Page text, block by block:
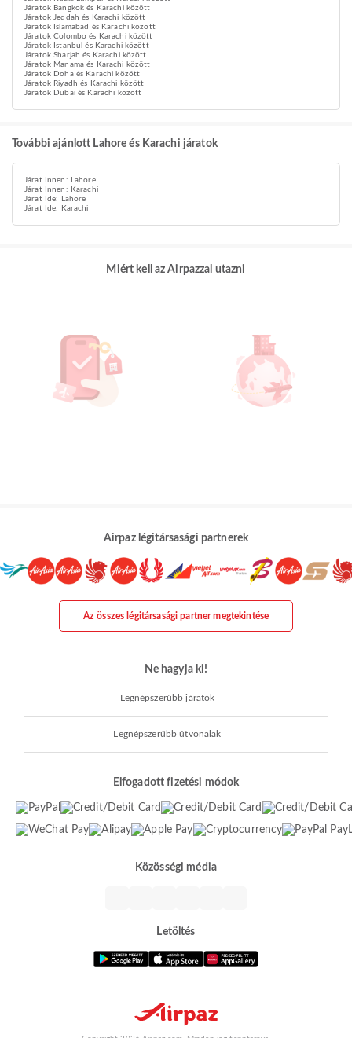
Járatok Bangkok és Karachi között
Járatok Jeddah és Karachi között
Járatok Islamabad és Karachi között
Járatok Colombo és Karachi között
Járatok Istanbul és Karachi között
Járatok Sharjah és Karachi között
Járatok Manama és Karachi között
Járatok Doha és Karachi között
Járatok Riyadh és Karachi között
Járatok Dubai és Karachi között
További ajánlott Lahore és Karachi járatok
Járat Innen: Lahore
Járat Innen: Karachi
Járat Ide: Lahore
Járat Ide: Karachi
Miért kell az Airpazzal utazni
Airpaz légitársasági partnerek
Az összes légitársasági partner megtekintése
Ne hagyja ki!
Legnépszerűbb járatok
Legnépszerűbb útvonalak
Elfogadott fizetési módok
Közösségi média
Letöltés